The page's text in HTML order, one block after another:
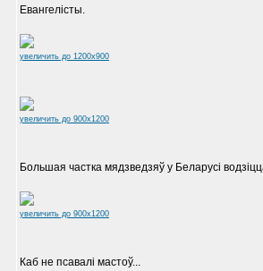
Евангелісты.
увеличить до 1200x900
увеличить до 900x1200
Большая частка мядзведзяў у Беларусі
увеличить до 900x1200
Каб не псавалі мастоў...